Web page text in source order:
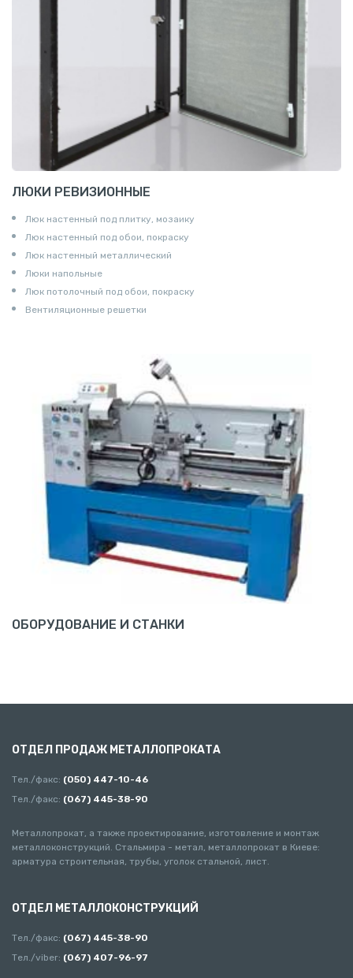
ЛЮКИ РЕВИЗИОННЫЕ
Люк настенный под плитку, мозаику
Люк настенный под обои, покраску
Люк настенный металлический
Люки напольные
Люк потолочный под обои, покраску
Вентиляционные решетки
ОБОРУДОВАНИЕ И СТАНКИ
ОТДЕЛ ПРОДАЖ МЕТАЛЛОПРОКАТА
Тел./факс: (050) 447-10-46
Тел./факс: (067) 445-38-90
Металлопрокат, а также проектирование, изготовление и монтаж
металлоконструкций. Стальмира - метал, металлопрокат в Киеве:
арматура строительная, трубы, уголок стальной, лист.
ОТДЕЛ МЕТАЛЛОКОНСТРУКЦИЙ
Тел./факс: (067) 445-38-90
Тел./viber: (067) 407-96-97